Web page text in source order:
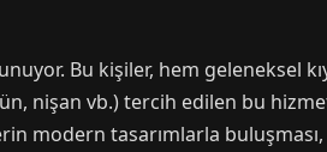
Bu kişiler, hem geleneksel
nişan vb.) tercih edilen bu
modern tasarımlarla